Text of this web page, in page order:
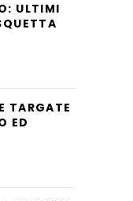
ULTIMI
TARGATE
ED